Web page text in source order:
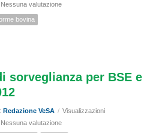
Nessuna valutazione
bovina
sorveglianza per BSE e
Redazione VeSA / Visualizzazioni
Nessuna valutazione